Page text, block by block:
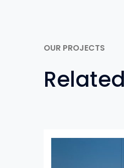
OUR PROJECTS